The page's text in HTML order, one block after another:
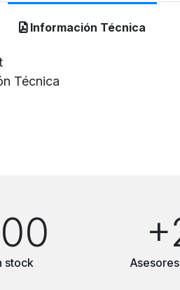
Información Técnica
Técnica
stock